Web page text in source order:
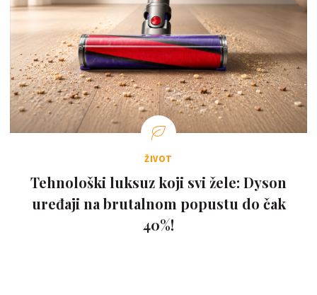
ŽIVOT
Tehnološki luksuz koji svi žele: Dyson
uređaji na brutalnom popustu do čak
40%!